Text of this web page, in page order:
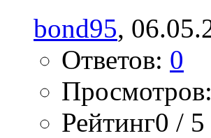
bond95,
Ответов: 0
Рейтинг0 / 5